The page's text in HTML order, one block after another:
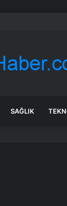
CHP’li İnan
SAĞLIK